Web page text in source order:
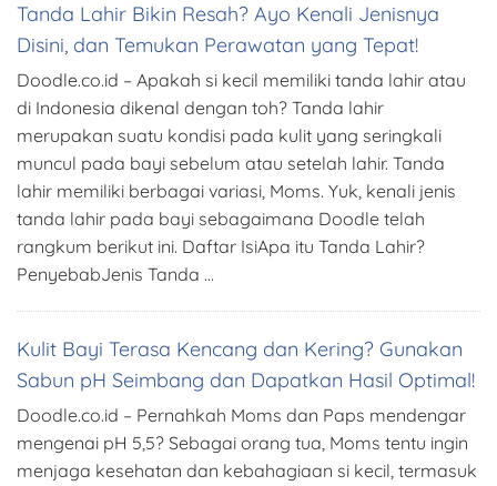
Tanda Lahir Bikin Resah? Ayo Kenali Jenisnya
Disini, dan Temukan Perawatan yang Tepat!
Doodle.co.id – Apakah si kecil memiliki tanda lahir atau
di Indonesia dikenal dengan toh? Tanda lahir
merupakan suatu kondisi pada kulit yang seringkali
muncul pada bayi sebelum atau setelah lahir. Tanda
lahir memiliki berbagai variasi, Moms. Yuk, kenali jenis
tanda lahir pada bayi sebagaimana Doodle telah
rangkum berikut ini. Daftar IsiApa itu Tanda Lahir?
PenyebabJenis Tanda …
Kulit Bayi Terasa Kencang dan Kering? Gunakan
Sabun pH Seimbang dan Dapatkan Hasil Optimal!
Doodle.co.id – Pernahkah Moms dan Paps mendengar
mengenai pH 5,5? Sebagai orang tua, Moms tentu ingin
menjaga kesehatan dan kebahagiaan si kecil, termasuk